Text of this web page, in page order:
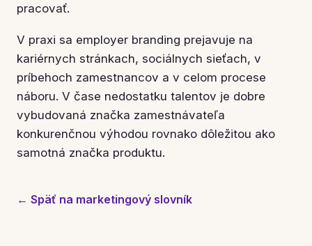
pracovať.
V praxi sa employer branding prejavuje na
kariérnych stránkach, sociálnych sieťach, v
príbehoch zamestnancov a v celom procese
náboru. V čase nedostatku talentov je dobre
vybudovaná značka zamestnávateľa
konkurenčnou výhodou rovnako dôležitou ako
samotná značka produktu.
← Späť na marketingový slovník